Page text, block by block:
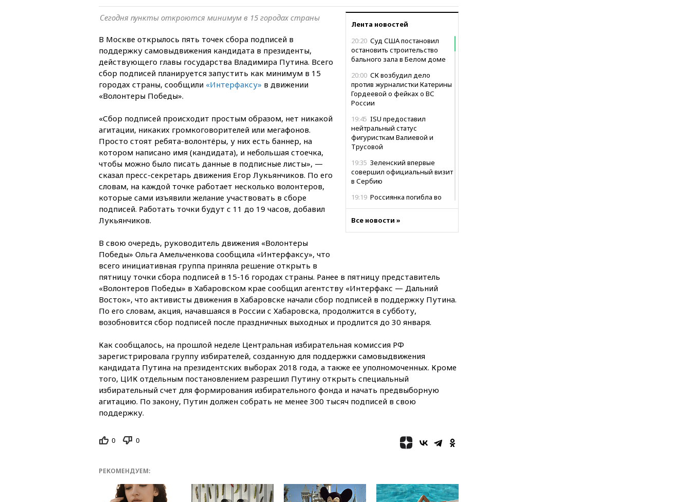
Лента новостей
20:20 Суд США постановил
остановить строительство
бального зала в Белом доме
20:00 СК возбудил дело
против журналистки Катерины
Гордеевой о фейках о ВС
России
19:45 ISU предоставил
нейтральный статус
фигуристкам Валиевой и
Трусовой
19:35 Зеленский впервые
совершил официальный визит
в Сербию
19:19 Россиянка погибла во
19:00 Открытое горение на
складе в Брянске
сухогрузам в Черном море
18:47 Школьники из РФ стали
абсолютными чемпионами на
олимпиаде по ИИ
18:39 Два человека погибли в
многоэтажке в Керчи
18:25 Беспилотник атаковал
турецкий сухогруз у
побережья Новороссийска
18:18 Товарооборот Китая и
России вырос в этом году
ранения при атаке дрона на
Белгородскую область
наличие трещин
Все новости »
Сегодня пункты откроются минимум в 15 городах страны
В Москве открылось пять точек сбора подписей в
поддержку самовыдвижения кандидата в президенты,
действующего главы государства Владимира Путина. Всего
сбор подписей планируется запустить как минимум в 15
городах страны, сообщили «Интерфаксу» в движении
«Волонтеры Победы».
«Сбор подписей происходит простым образом, нет никакой
агитации, никаких громкоговорителей или мегафонов.
Просто стоят ребята-волонтёры, у них есть баннер, на
котором написано имя (кандидата), и небольшая стоечка,
чтобы можно было писать данные в подписные листы», —
сказал пресс-секретарь движения Егор Лукьянчиков. По его
словам, на каждой точке работает несколько волонтеров,
которые сами изъявили желание участвовать в сборе
подписей. Работать точки будут с 11 до 19 часов, добавил
Лукьянчиков.
В свою очередь, руководитель движения «Волонтеры
Победы» Ольга Амельченкова сообщила «Интерфаксу», что
всего инициативная группа приняла решение открыть в
пятницу точки сбора подписей в 15-16 городах страны. Ранее в пятницу представитель
«Волонтеров Победы» в Хабаровском крае сообщил агентству «Интерфакс — Дальний
Восток», что активисты движения в Хабаровске начали сбор подписей в поддержку Путина.
По его словам, акция, начавшаяся в России с Хабаровска, продолжится в субботу,
возобновится сбор подписей после праздничных выходных и продлится до 30 января.
Как сообщалось, на прошлой неделе Центральная избирательная комиссия РФ
зарегистрировала группу избирателей, созданную для поддержки самовыдвижения
кандидата Путина на президентских выборах 2018 года, а также ее уполномоченных. Кроме
того, ЦИК отдельным постановлением разрешил Путину открыть специальный
избирательный счет для формирования избирательного фонда и начать предвыборную
агитацию. По закону, Путин должен собрать не менее 300 тысяч подписей в свою
поддержку.
0 0
РЕКОМЕНДУЕМ: